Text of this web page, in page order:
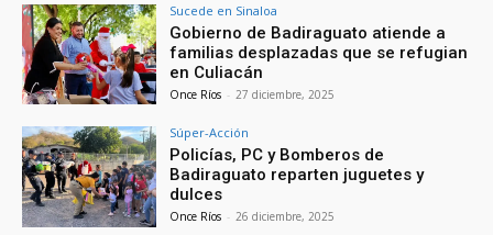
Sucede en Sinaloa
Gobierno de Badiraguato atiende a
familias desplazadas que se refugian
en Culiacán
Once Ríos - 27 diciembre, 2025
Súper-Acción
Policías, PC y Bomberos de
Badiraguato reparten juguetes y
dulces
Once Ríos - 26 diciembre, 2025